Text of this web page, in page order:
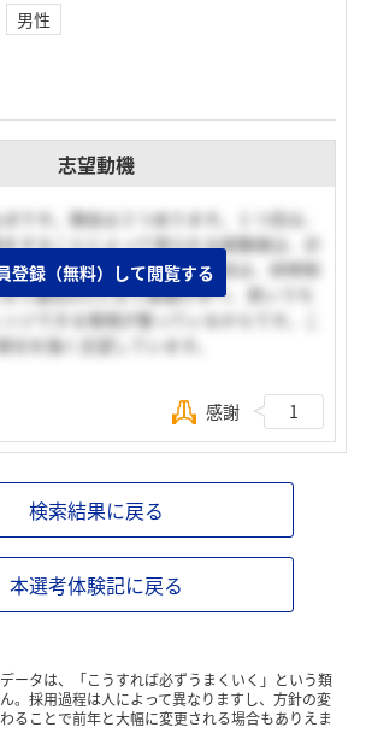
男性
志望動機
です。理由は２つあります。１つ目は、
することによって得られる経験値は、計
と考えているからです。２つ目は、研修制
り最初の3ヶ月で基礎が学べ、若いうち
ジできる環境が整っているからです。こ
社を強く志望しています。
登録（無料）して閲覧する
感謝 1
検索結果に戻る
本選考体験記に戻る
ータは、「こうすれば必ずうまくいく」という類
。採用過程は人によって異なりますし、方針の変
ることで前年と大幅に変更される場合もありえま